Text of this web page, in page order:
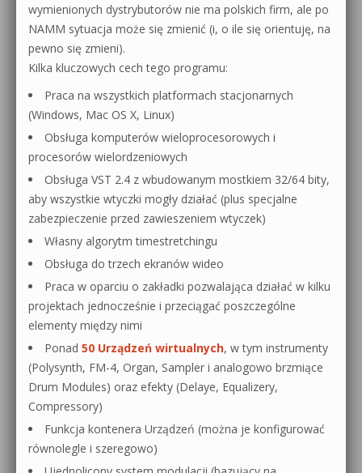
wymienionych dystrybutorów nie ma polskich firm, ale po
NAMM sytuacja może się zmienić (i, o ile się orientuję, na
pewno się zmieni).
Kilka kluczowych cech tego programu:
Praca na wszystkich platformach stacjonarnych
(Windows, Mac OS X, Linux)
Obsługa komputerów wieloprocesorowych i
procesorów wielordzeniowych
Obsługa VST 2.4 z wbudowanym mostkiem 32/64 bity,
aby wszystkie wtyczki mogły działać (plus specjalne
zabezpieczenie przed zawieszeniem wtyczek)
Własny algorytm timestretchingu
Obsługa do trzech ekranów wideo
Praca w oparciu o zakładki pozwalająca działać w kilku
projektach jednocześnie i przeciągać poszczególne
elementy między nimi
Ponad 50 Urządzeń wirtualnych, w tym instrumenty
(Polysynth, FM-4, Organ, Sampler i analogowo brzmiące
Drum Modules) oraz efekty (Delaye, Equalizery,
Compressory)
Funkcja kontenera Urządzeń (można je konfigurować
równolegle i szeregowo)